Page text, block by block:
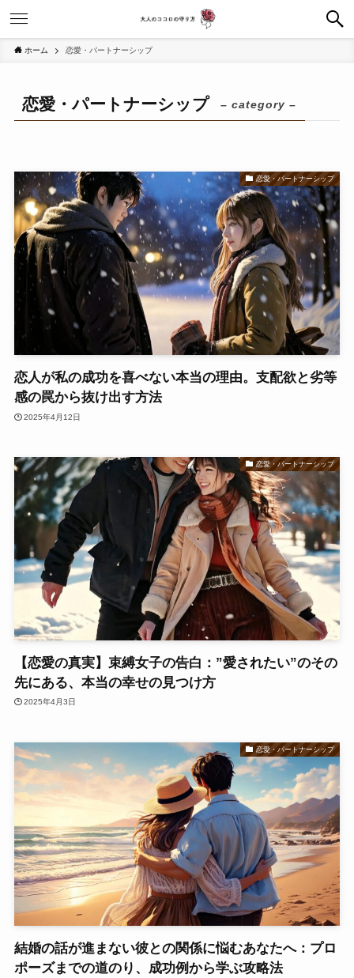
ホーム 恋愛・パートナーシップ
恋愛・パートナーシップ – category –
恋愛・パートナーシップ
恋人が私の成功を喜べない本当の理由。支配欲と劣等
感の罠から抜け出す方法
2025年4月12日
恋愛・パートナーシップ
【恋愛の真実】束縛女子の告白：”愛されたい”のその
先にある、本当の幸せの見つけ方
2025年4月3日
恋愛・パートナーシップ
結婚の話が進まない彼との関係に悩むあなたへ：プロ
ポーズまでの道のり、成功例から学ぶ攻略法